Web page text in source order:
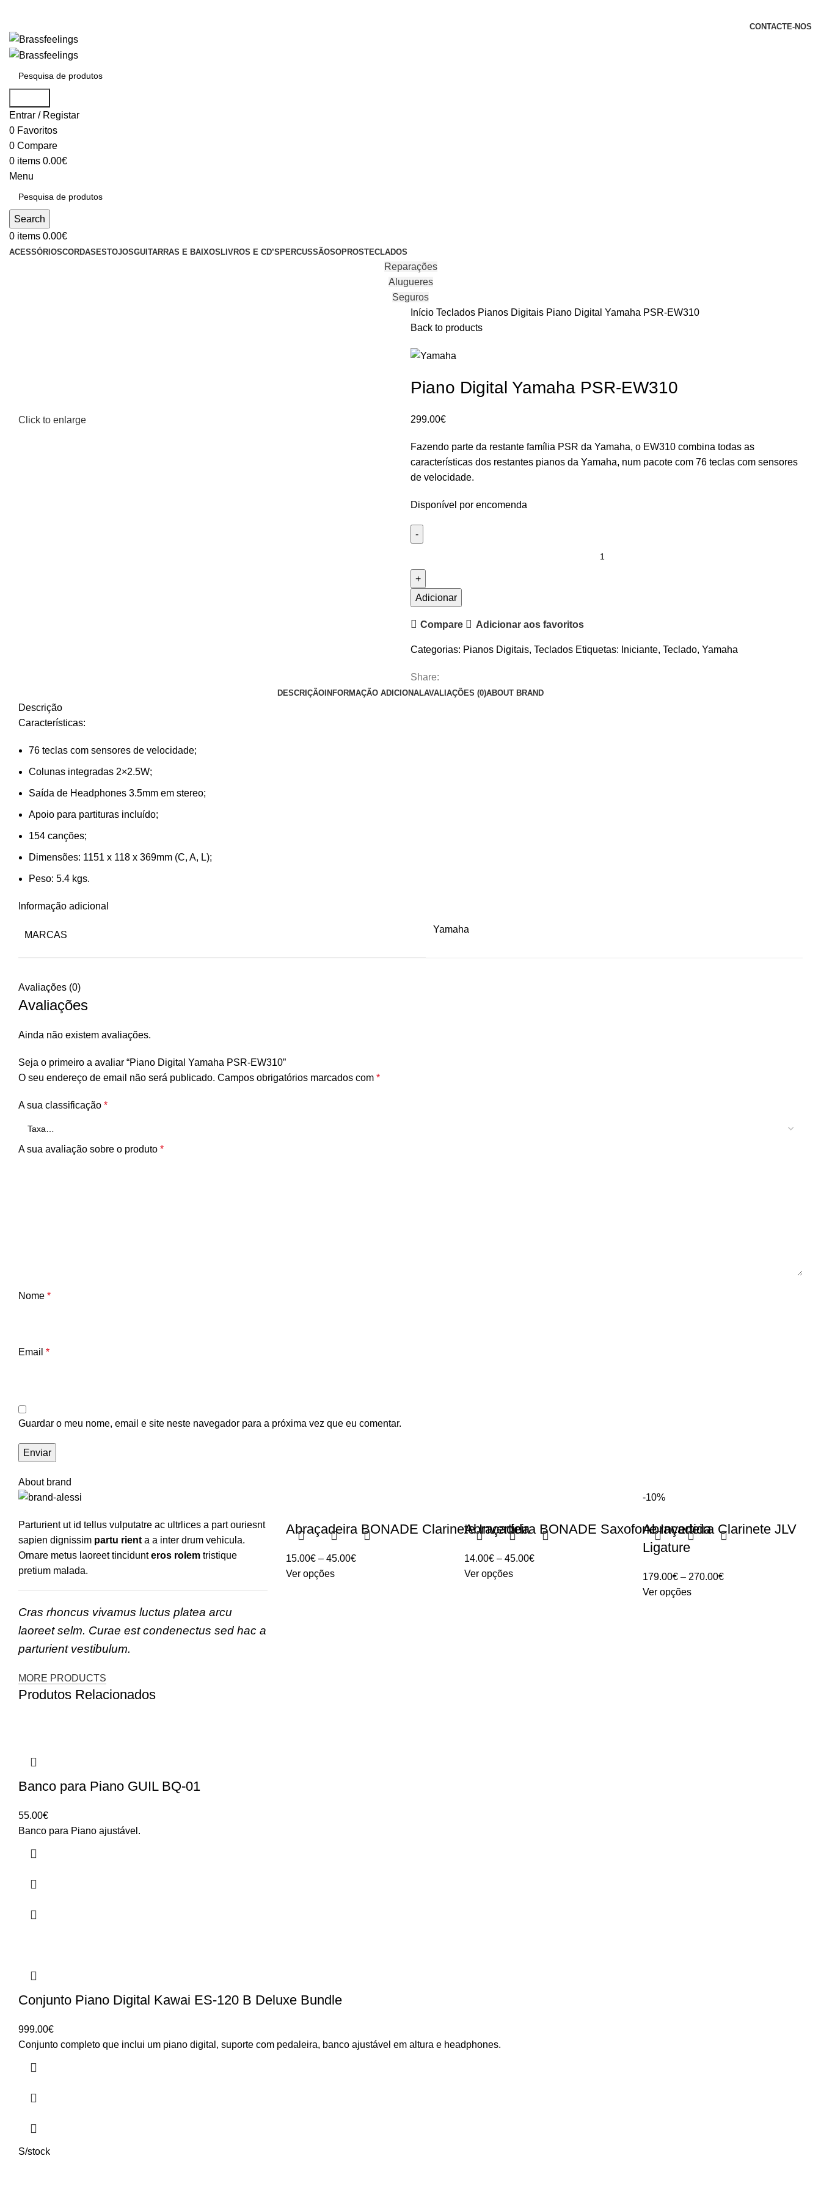
CONTACTE-NOS
Entrar / Registar
0 Favoritos
0 Compare
0 items 0.00€
Menu
Search
0 items 0.00€
ACESSÓRIOSCORDAS ESTOJOSGUITARRAS E BAIXOS LIVROS E CD’S PERCUSSÃOSOPROSTECLADOS
Reparações
Alugueres
Seguros
Click to enlarge
Início Teclados Pianos Digitais Piano Digital Yamaha PSR-EW310
Back to products
Piano Digital Yamaha PSR-EW310
299.00€
Fazendo parte da restante família PSR da Yamaha, o EW310 combina todas as
características dos restantes pianos da Yamaha, num pacote com 76 teclas com sensores
de velocidade.
Disponível por encomenda
Piano
Digital
PSR-
Adicionar
Compare Adicionar aos favoritos
Categorias: Pianos Digitais, Teclados Etiquetas: Iniciante, Teclado, Yamaha
Share:
DESCRIÇÃO INFORMAÇÃO ADICIONALAVALIAÇÕES (0)ABOUT BRAND
Descrição
Características:
76 teclas com sensores de velocidade;
Colunas integradas 2×2.5W;
Saída de Headphones 3.5mm em stereo;
Apoio para partituras incluído;
154 canções;
Dimensões: 1151 x 118 x 369mm (C, A, L);
Peso: 5.4 kgs.
Informação adicional
MARCAS
Yamaha
Avaliações (0)
Avaliações
Ainda não existem avaliações.
Seja o primeiro a avaliar “Piano Digital Yamaha PSR-EW310”
O seu endereço de email não será publicado. Campos obrigatórios marcados com *
A sua classificação *
A sua avaliação sobre o produto *
Nome *
Email *
Guardar o meu nome, email e site neste navegador para a próxima vez que eu comentar.
About brand
Parturient ut id tellus vulputatre ac ultrlices a part ouriesnt
sapien dignissim partu rient a a inter drum vehicula.
Ornare metus laoreet tincidunteros rolem tristique
pretium malada.
Cras rhoncus vivamus luctus platea arcu
laoreet selm. Curae est condenectus sed hac a
parturient vestibulum.
MORE PRODUCTS
Abraçadeira BONADE Clarinete Invertida
15.00€ – 45.00€Price
Ver opções
Abraçadeira BONADE Saxofone Invertida
14.00€ – 45.00€Price
Ver opções
-10%
Abraçadeira Clarinete JLV
Ligature
179.00€ – 270.00€Price
Ver opções
Produtos Relacionados
Banco para Piano GUIL BQ-01
55.00€
Banco para Piano ajustável.
Conjunto Piano Digital Kawai ES-120 B Deluxe Bundle
999.00€
Conjunto completo que inclui um piano digital, suporte com pedaleira, banco ajustável em altura e headphones.
S/stock